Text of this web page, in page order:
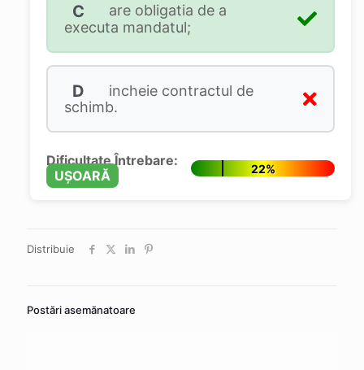
C
are obligatia de a
executa mandatul;
D
incheie contractul de
schimb.
Dificultate Întrebare:
UȘOARĂ
22%
Distribuie
Postări asemănatoare